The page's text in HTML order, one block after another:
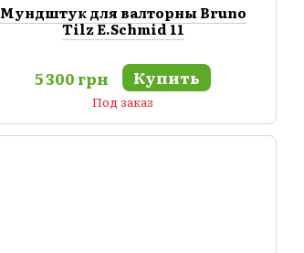
Мундштук для валторны Bruno
Tilz E.Schmid 11
5 300 грн Купить
Под заказ